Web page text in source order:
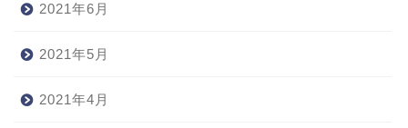
2021年6月
2021年5月
2021年4月